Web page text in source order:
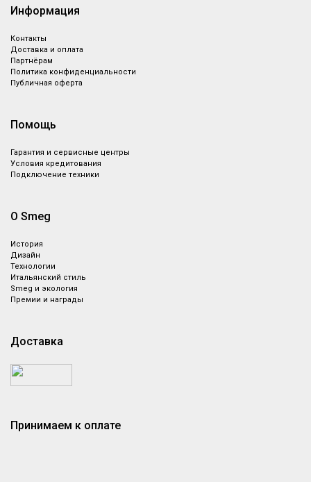
Информация
Контакты
Доставка и оплата
Партнёрам
Политика конфиденциальности
Публичная оферта
Помощь
Гарантия и сервисные центры
Условия кредитования
Подключение техники
О Smeg
История
Дизайн
Технологии
Итальянский стиль
Smeg и экология
Премии и награды
Доставка
Принимаем к оплате